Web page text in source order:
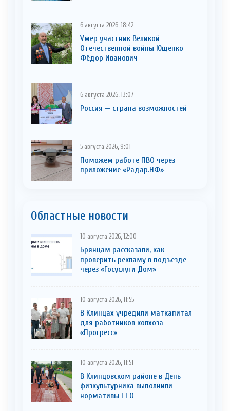
6 августа 2026, 18:42
Умер участник Великой
Отечественной войны Ющенко
Фёдор Иванович
6 августа 2026, 13:07
Россия — страна возможностей
5 августа 2026, 9:01
Поможем работе ПВО через
приложение «Радар.НФ»
Областные новости
10 августа 2026, 12:00
Брянцам рассказали, как
проверить рекламу в подъезде
через «Госуслуги Дом»
10 августа 2026, 11:55
В Клинцах учредили маткапитал
для работников колхоза
«Прогресс»
10 августа 2026, 11:51
В Клинцовском районе в День
физкультурника выполнили
нормативы ГТО